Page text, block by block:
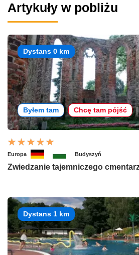
Artykuły w pobliżu
Dystans 0 km
Byłem tam Chcę tam pójść
Europa Budyszyń
Zwiedzanie tajemniczego
Dystans 1 km